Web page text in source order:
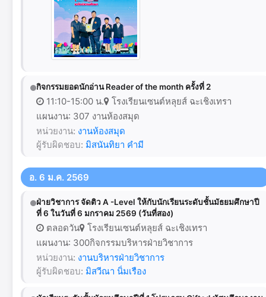
กิจกรรมยอดนักอ่าน Reader of the month ครั้งที่ 2
11:10-15:00 น.
โรงเรียนเซนต์หลุยส์ ฉะเชิงเทรา
แผนงาน: 307 งานห้องสมุด
หน่วยงาน: งานห้องสมุด
ผู้รับผิดชอบ: มิสนันทิยา คำมี
อ. 6 ม.ค. 2569
ฝ่ายวิชาการ จัดติว A -Level ให้กับนักเรียนระดับชั้นมัธยมศึกษาปี
ที่ 6 ในวันที่ 6 มกราคม 2569 (วันที่สอง)
ตลอดวัน
โรงเรียนเซนต์หลุยส์ ฉะเชิงเทรา
แผนงาน: 300กิจกรรมบริหารฝ่ายวิชาการ
หน่วยงาน: งานบริหารฝ่ายวิชาการ
ผู้รับผิดชอบ: มิสวีณา นิ่มเรือง